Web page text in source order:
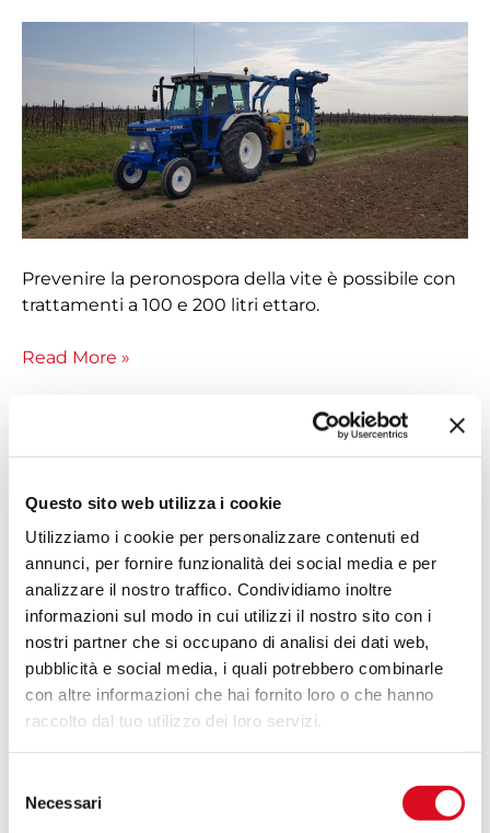
Questo sito web utilizza i cookie
Utilizziamo i cookie per personalizzare contenuti ed
annunci, per fornire funzionalità dei social media e per
analizzare il nostro traffico. Condividiamo inoltre
informazioni sul modo in cui utilizzi il nostro sito con i
nostri partner che si occupano di analisi dei dati web,
pubblicità e social media, i quali potrebbero combinarle
con altre informazioni che hai fornito loro o che hanno
raccolto dal tuo utilizzo dei loro servizi.
delNecessari
Prevenire la peronospora della vite è possibile con
trattamenti a 100 e 200 litri ettaro.
MOLON:
permettermi
di
utilizzare
1/3
in
meno
di
prodotto
il
perchè
Martignani
mi
fido”
Read More »
Di
Benedetto:
“Con
Martignani
risparmiamo
un
80
%
di
ettaro